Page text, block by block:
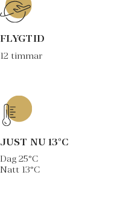
FLYGTID
12 timmar
JUST NU 13°C
Dag 25°C
Natt 13°C